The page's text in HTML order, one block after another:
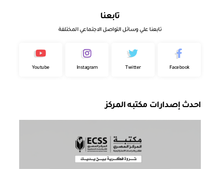
تابعنا
تابعنا علي وسائل التواصل الاجتماعي المختلفة
Facebook
Twitter
Instagram
Youtube
احدث إصدارات مكتبه المركز